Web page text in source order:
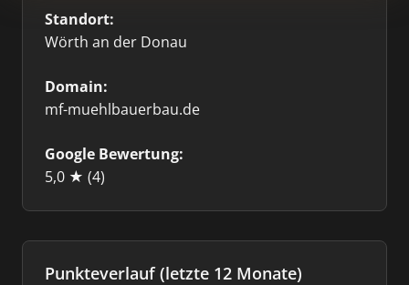
Standort:
Wörth an der Donau
Domain:
mf-muehlbauerbau.de
Google Bewertung:
5,0 ★ (4)
Punkteverlauf (letzte 12 Monate)